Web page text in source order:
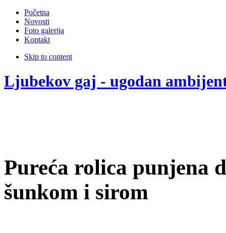
Početna
Novosti
Foto galerija
Kontakt
Skip to content
Ljubekov gaj - ugodan
Pureća rolica punjena
šunkom i sirom